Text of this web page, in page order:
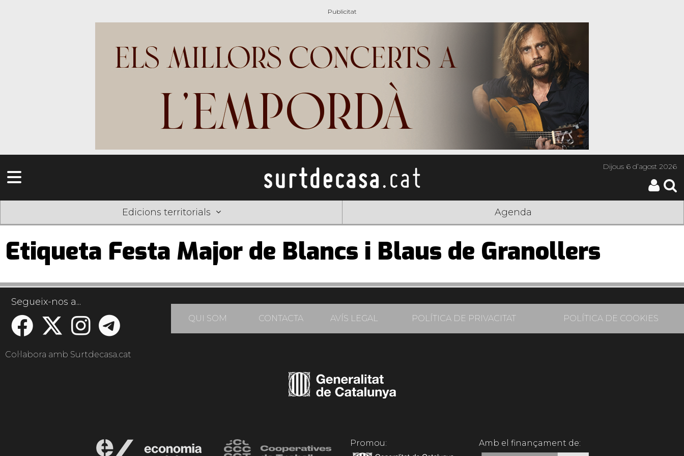
Dijous6 d’agost 2026
Edicions territorials Agenda
Etiqueta Festa Major de Blancs i Blaus de Granollers
Segueix-nos a...
QUI SOM CONTACTA AVÍS LEGAL POLÍTICA DE PRIVACITAT POLÍTICA DE COOKIES
Col·labora amb Surtdecasa.cat
Promou: Amb el finançament de: